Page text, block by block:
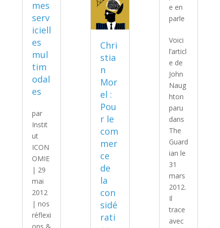
mes
serv
iciell
es
mul
tim
odal
es
par
Instit
ut
ICON
OMIE
| 29
mai
2012
| nos
réflexi
Chri
stia
n
Mor
el :
Pou
r le
com
mer
ce
de
la
con
sidé
rati
e en
parle
Voici
l’articl
e de
John
Naug
hton
paru
dans
The
Guard
ian le
31
mars
2012.
Il
trace
avec